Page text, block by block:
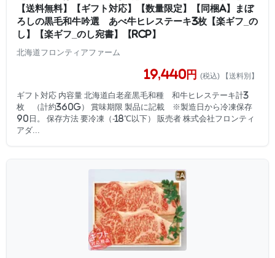
【送料無料】【ギフト対応】【数量限定】【同梱A】まぼ
ろしの黒毛和牛吟選 あべ牛ヒレステーキ3枚【楽ギフ_の
し】【楽ギフ_のし宛書】【RCP】
北海道フロンティアファーム
19,440円 (税込) 【送料別】
ギフト対応 内容量 北海道白老産黒毛和種 和牛ヒレステーキ計3
枚 （計約360g） 賞味期限 製品に記載 ※製造日から冷凍保存
90日。 保存方法 要冷凍（-18℃以下） 販売者 株式会社フロンティ
アダ...